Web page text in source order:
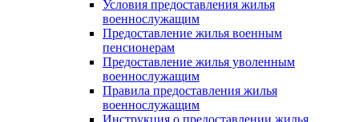
Условия предоставления жилья
военнослужащим
Предоставление жилья военным
пенсионерам
Предоставление жилья уволенным
военнослужащим
Правила предоставления жилья
военнослужащим
Инструкция о предоставлении жилья